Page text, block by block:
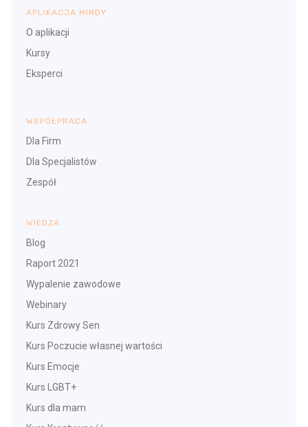
APLIKACJA MINDY
O aplikacji
Kursy
Eksperci
WSPÓŁPRACA
Dla Firm
Dla Specjalistów
Zespół
WIEDZA
Blog
Raport 2021
Wypalenie zawodowe
Webinary
Kurs Zdrowy Sen
Kurs Poczucie własnej wartości
Kurs Emocje
Kurs LGBT+
Kurs dla mam